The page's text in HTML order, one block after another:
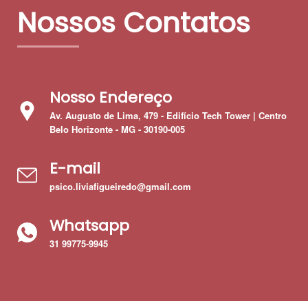
Nossos Contatos
Nosso Endereço
Av. Augusto de Lima, 479 - Edifício Tech Tower | Centro
Belo Horizonte - MG - 30190-005
E-mail
psico.liviafigueiredo@gmail.com
Whatsapp
31 99775-9945